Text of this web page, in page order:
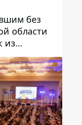
без
области
из